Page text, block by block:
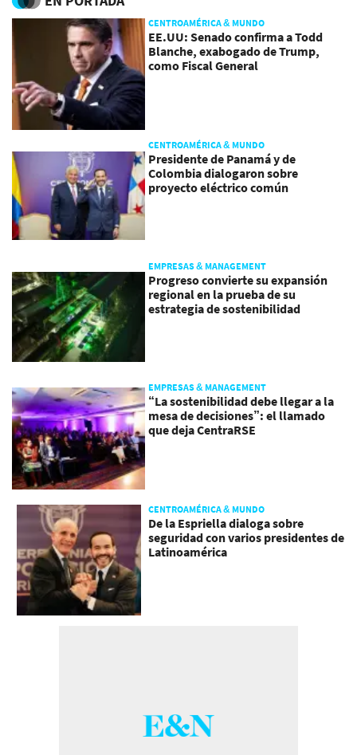
CENTROAMÉRICA & MUNDO
EE.UU: Senado confirma a Todd
Blanche, exabogado de Trump,
como Fiscal General
CENTROAMÉRICA & MUNDO
Presidente de Panamá y de
Colombia dialogaron sobre
proyecto eléctrico común
EMPRESAS & MANAGEMENT
Progreso convierte su expansión
regional en la prueba de su
estrategia de sostenibilidad
EMPRESAS & MANAGEMENT
“La sostenibilidad debe llegar a la
mesa de decisiones”: el llamado
que deja CentraRSE
CENTROAMÉRICA & MUNDO
De la Espriella dialoga sobre
seguridad con varios presidentes de
Latinoamérica